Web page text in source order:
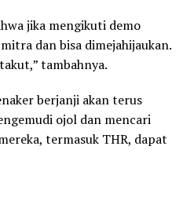
jika mengikuti demo
dan bisa dimejahijaukan.
tambahnya.
berjanji akan terus
ojol dan mencari
termasuk THR, dapat